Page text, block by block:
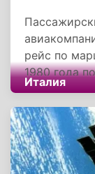
рейс по
1980 года
морем.
взлета в 25
Италия